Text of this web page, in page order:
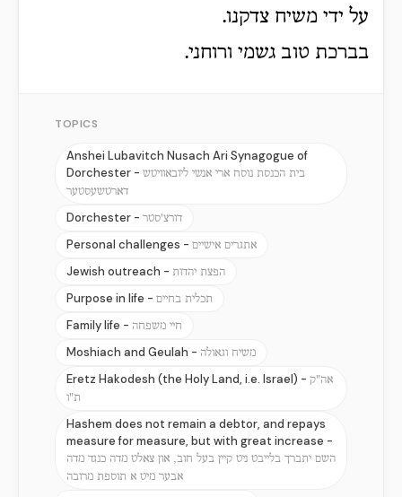
על ידי משיח צדקנו.
בברכת טוב גשמי ורוחני.
TOPICS
Anshei Lubavitch Nusach Ari Synagogue of
Dorchester - בית הכנסת נוסח ארי אנשי ליובאוויטש
דארטשעסטער
Dorchester - דורצ'סטר
Personal challenges - אתגרים אישיים
Jewish outreach - הפצת יהדות
Purpose in life - תכלית בחיים
Family life - חיי משפחה
Moshiach and Geulah - משיח וגאולה
Eretz Hakodesh (the Holy Land, i.e. Israel) - אה"ק
ת"ו
Hashem does not remain a debtor, and repays
measure for measure, but with great increase -
השם יתברך בלייבט ניט קיין בעל חוב, און צאלט מדה כנגד מדה
אבער מיט א תוספת מרובה